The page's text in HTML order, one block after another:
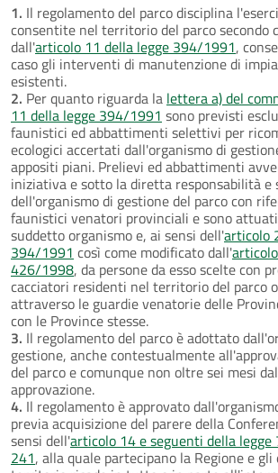
1. Il regolamento del parco disciplina
consentite nel territorio del parco secondo
dall'articolo 11 della legge 394/1991,
caso gli interventi di manutenzione di
esistenti.
2. Per quanto riguarda la lettera a) del
11 della legge 394/1991 sono previsti
faunistici ed abbattimenti selettivi per
ecologici accertati dall'organismo di
appositi piani. Prelievi ed abbattimenti
iniziativa e sotto la diretta responsabilità e
dell'organismo di gestione del parco con
faunistici venatori provinciali e sono
suddetto organismo e, ai sensi dell'articolo
394/1991 così come modificato dall'
426/1998, da persone da esso scelte con
cacciatori residenti nel territorio del parco
attraverso le guardie venatorie delle
con le Province stesse.
3. Il regolamento del parco è adottato
gestione, anche contestualmente
del parco e comunque non oltre sei mesi
approvazione.
4. Il regolamento è approvato
previa acquisizione del parere della
sensi dell'articolo 14 e seguenti della legge
241, alla quale partecipano la Regione e